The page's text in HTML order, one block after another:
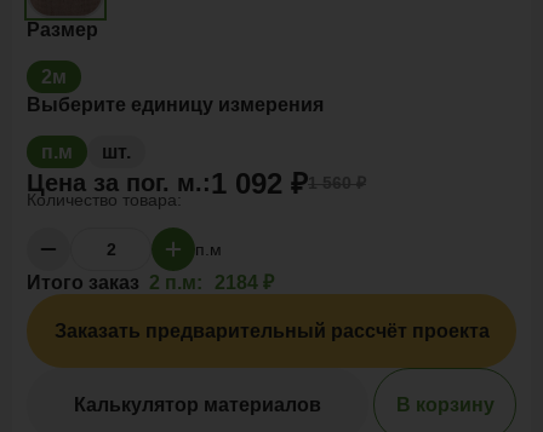
Размер
2м
Выберите единицу измерения
п.м шт.
Цена за пог. м.:1 092 ₽
Количество товара:
п.м
Итого заказ 2 п.м: 2184 ₽
Заказать предварительный рассчёт проекта
Калькулятор материалов В корзину